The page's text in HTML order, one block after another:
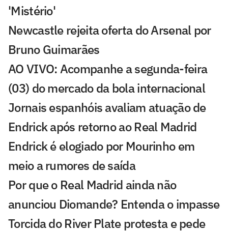
'Mistério'
Newcastle rejeita oferta do Arsenal por
Bruno Guimarães
AO VIVO: Acompanhe a segunda-feira
(03) do mercado da bola internacional
Jornais espanhóis avaliam atuação de
Endrick após retorno ao Real Madrid
Endrick é elogiado por Mourinho em
meio a rumores de saída
Por que o Real Madrid ainda não
anunciou Diomande? Entenda o impasse
Torcida do River Plate protesta e pede